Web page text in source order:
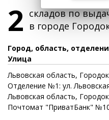
2 складов по
в городе
Город, область,
Улица
Львовская область, Городок
Отделение №1: ул.
Львовская область, Городок
Почтомат "ПриватБанк"